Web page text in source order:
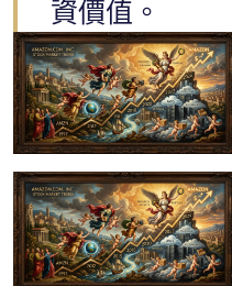
資價值。